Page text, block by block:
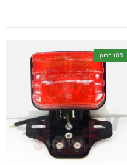
18% خصم